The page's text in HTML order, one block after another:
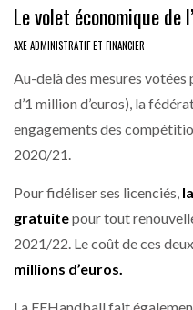
Le volet économique de
AXE ADMINISTRATIF ET FINANCIER
Au-delà des mesures votées
d’1 million d’euros), la
engagements des
2020/21.
Pour fidéliser ses licenciés,
gratuitepour tout
2021/22. Le coût de ces
millions d’euros.